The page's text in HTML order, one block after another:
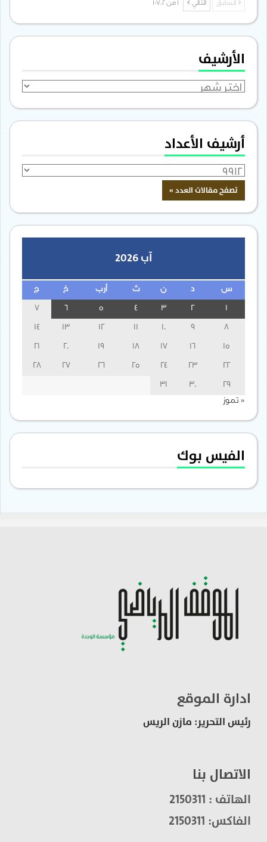
السابق التالي
الأرشيف
الأرشيف
أرشيف الأعداد
آب 2026
س ن ث أرب خ ج
3
13
14
15
16
17
18
19
20
21
22
23
24
25
26
27
28
29
30
31
« تموز
الفيس بوك
ادارة الموقع
رئيس التحرير: مازن الريس
الاتصال بنا
الهاتف : 2150311
الفاكس: 2150311